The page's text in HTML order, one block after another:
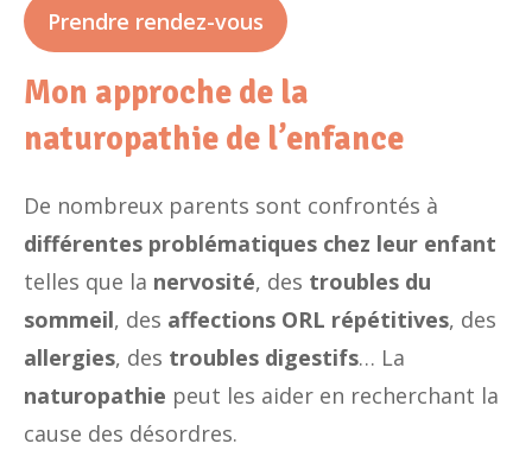
Prendre rendez-vous
Mon approche de la
naturopathie de l’enfance
De nombreux parents sont confrontés à
différentes problématiques chez leur enfant
telles que la nervosité, des troubles du
sommeil, des affections ORL répétitives, des
allergies, des troubles digestifs… La
naturopathie peut les aider en recherchant la
cause des désordres.